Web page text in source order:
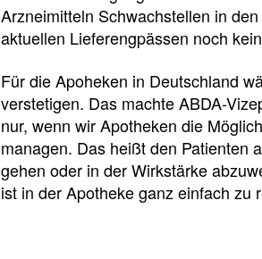
Arzneimitteln Schwachstellen in
aktuellen Lieferengpässen noch
Für die Apoheken in Deutschland
verstetigen. Das machte ABDA-
nur, wenn wir Apotheken die
managen. Das heißt den Patienten
gehen oder in der Wirkstärke
ist in der Apotheke ganz einfach zu